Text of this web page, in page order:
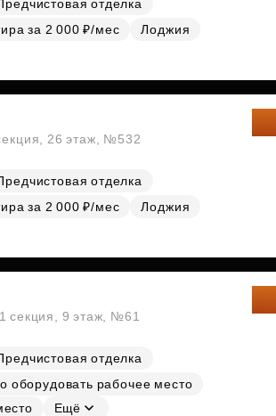
отделка
за 2 000 ₽/мес
Лоджия
26 этаж, №532
отделка
за 2 000 ₽/мес
Лоджия
секция, 9 этаж, №61
отделка
оборудовать рабочее место
Ещё